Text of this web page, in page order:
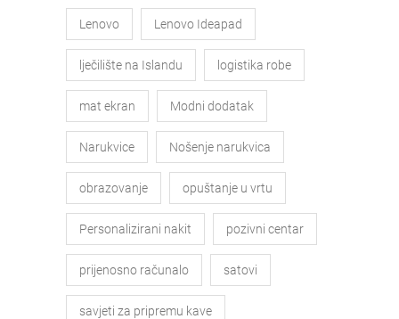
Lenovo Lenovo Ideapad
lječilište na Islandu logistika robe
mat ekran Modni dodatak
Narukvice Nošenje narukvica
obrazovanje opuštanje u vrtu
Personalizirani nakit pozivni centar
prijenosno računalo satovi
savjeti za pripremu kave